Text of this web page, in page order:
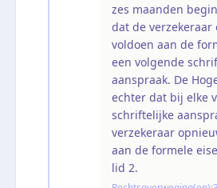
zes maanden
dat de
voldoen aan de
een volgende
aanspraak. De
echter dat bij elke
schriftelijke
verzekeraar
aan de formele
lid 2.